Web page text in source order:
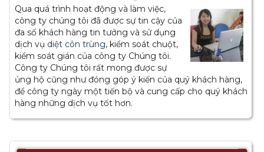
Qua quá trình hoạt động và làm việc,
công ty chúng tôi đã được sự tin cậy của
đa số khách hàng tin tưởng và sử dụng
dịch vụ diệt côn trùng, kiểm soát chuột,
kiểm soát gián của công ty Chúng tôi.
Công ty Chúng tôi rất mong được sự
ủng hộ cũng như đóng góp ý kiến của quý khách hàng,
để công ty ngày một tiến bộ và cung cấp cho quý khách
hàng những dịch vụ tốt hơn.